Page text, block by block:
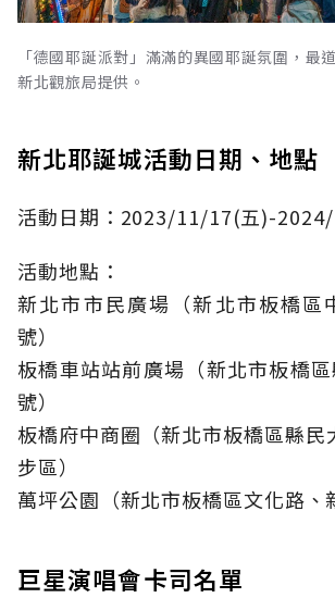
「德國耶誕派對」滿滿的異國耶誕氛圍，最
新北觀旅局提供。
新北耶誕城活動日期、地點
活動日期： 2023/11/17(五)-2024/
活動地點：
新北市市民廣場（新北市板橋區
號）
板橋車站站前廣場（新北市板橋
號）
板橋府中商圈（新北市板橋區縣民
步區）
萬坪公園（新北市板橋區文化路、
巨星演唱會卡司名單